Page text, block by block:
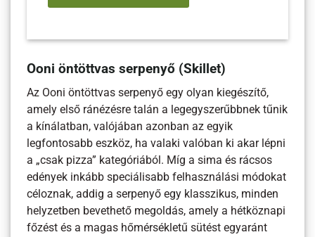
Ooni öntöttvas serpenyő (Skillet)
Az Ooni öntöttvas serpenyő egy olyan kiegészítő,
amely első ránézésre talán a legegyszerűbbnek tűnik
a kínálatban, valójában azonban az egyik
legfontosabb eszköz, ha valaki valóban ki akar lépni
a „csak pizza” kategóriából. Míg a sima és rácsos
edények inkább speciálisabb felhasználási módokat
céloznak, addig a serpenyő egy klasszikus, minden
helyzetben bevethető megoldás, amely a hétköznapi
főzést és a magas hőmérsékletű sütést egyaránt